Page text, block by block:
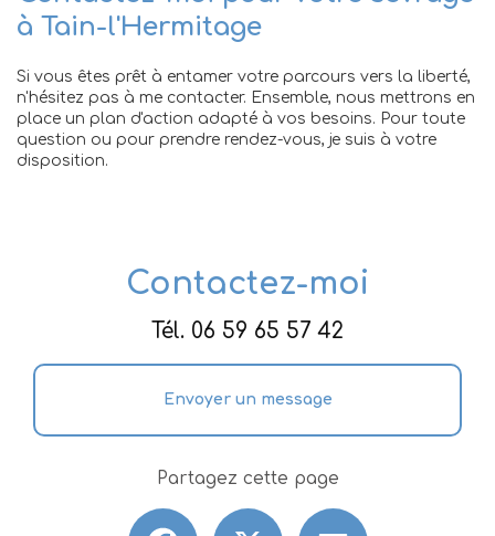
à Tain-l'Hermitage
Si vous êtes prêt à entamer votre parcours vers la liberté,
n'hésitez pas à me contacter. Ensemble, nous mettrons en
place un plan d'action adapté à vos besoins. Pour toute
question ou pour prendre rendez-vous, je suis à votre
disposition.
Contactez-moi
Tél. 06 59 65 57 42
Envoyer un message
Partagez cette page
Facebook